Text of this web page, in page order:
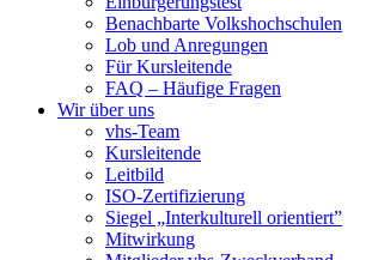
Benachbarte Volkshochschulen
Lob und Anregungen
Für Kursleitende
FAQ – Häufige Fragen
Wir über uns
vhs-Team
Kursleitende
Leitbild
ISO-Zertifizierung
Siegel „Interkulturell orientiert”
Mitwirkung